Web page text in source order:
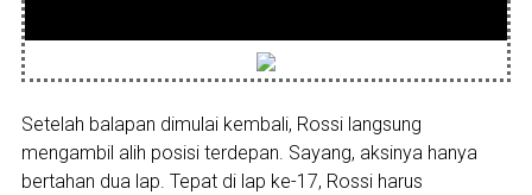
Setelah balapan dimulai kembali, Rossi langsung
mengambil alih posisi terdepan. Sayang, aksinya hanya
bertahan dua lap. Tepat di lap ke-17, Rossi harus